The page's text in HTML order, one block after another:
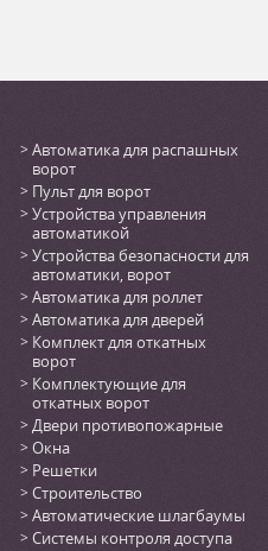
Автоматика для распашных
ворот
Пульт для ворот
Устройства управления
автоматикой
Устройства безопасности для
автоматики, ворот
Автоматика для роллет
Автоматика для дверей
Комплект для откатных
ворот
Комплектующие для
откатных ворот
Двери противопожарные
Окна
Решетки
Строительство
Автоматические шлагбаумы
Системы контроля доступа